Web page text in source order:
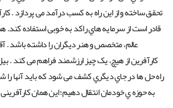
تحقق ساخته و از این راه به کسب درآمد می پردازد .
قادر است از سرمایه هاي راکد به خوبی استفاده
عالم، متخصص و هنر دیگران را داشته باشد .
کارآفرین از هیچ، یک چیز ارزشمند فراهم می کند .
راه حل ها در جاي دیگري کشف می شود که باید آنها
به حوزه ي خودمان انتقال دهیم؛ این همان